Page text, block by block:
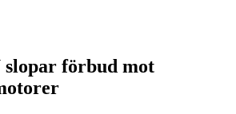
förbud mot